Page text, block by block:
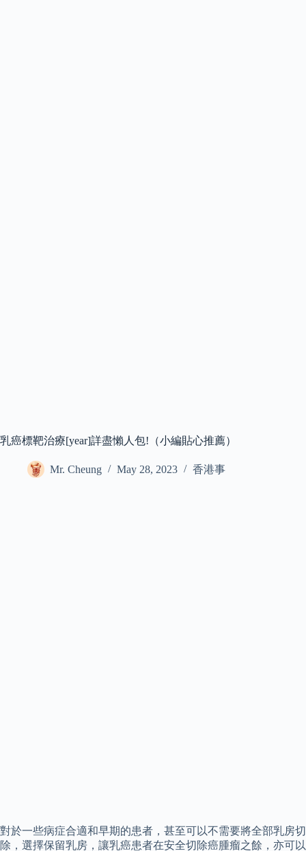
乳癌標靶治療[year]詳盡懶人包!（小編貼心推薦）
Mr. Cheung May 28, 2023 香港事
對於一些病症合適和早期的患者，甚至可以不需要將全部乳房切
除，選擇保留乳房，讓乳癌患者在安全切除癌腫瘤之餘，亦可以